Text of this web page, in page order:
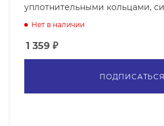
уплотнительными кольцами,
Нет в наличии
1 359 ₽
ПОДПИСАТЬСЯ